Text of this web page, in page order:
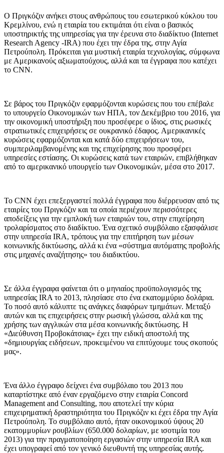
Ο Πριγκόζιν ανήκει στους ανθρώπους του εσωτερικού κύκλου του
Κρεμλίνου, ενώ η εταιρία του εκτιμάται ότι είναι ο βασικός
υποστηρικτής της υπηρεσίας για την έρευνα στο διαδίκτυο (Internet
Research Agency -IRA) που έχει την έδρα της, στην Αγία
Πετρούπολη. Πρόκειται για μυστική εταιρία τεχνολογίας, σύμφωνα
με Αμερικανούς αξιωματούχους, αλλά και τα έγγραφα που κατέχει
το CNN.
Σε βάρος του Πριγκόζιν εφαρμόζονται κυρώσεις που του επέβαλε
το υπουργείο Οικονομικών των ΗΠΑ, τον Δεκέμβριο του 2016, για
την οικονομική υποστήριξη που προσέφερε ο ίδιος, στις ρωσικές
στρατιωτικές επιχειρήσεις σε ουκρανικό έδαφος. Αμερικανικές
κυρώσεις εφαρμόζονται και κατά δύο επιχειρήσεων του,
συμπεριλαμβανομένης και της επιχείρησης που προσφέρει
υπηρεσίες εστίασης. Οι κυρώσεις κατά των εταιριών, επιβλήθηκαν
από το αμερικανικό υπουργείο των Οικονομικών, μέσα στο 2017.
Το CNN έχει επεξεργαστεί πολλά έγγραφα που διέρρευσαν από τις
εταιρίες του Πριγκόζιν και τα οποία περιέχουν περισσότερες
αποδείξεις για την εμπλοκή των εταιριών του, στην επιχείρηση
τρολαρίσματος στο διαδίκτυο. Ένα σχετικό συμβόλαιο εξασφάλισε
στην υπηρεσία IRA, τρόπους για την επιτήρηση των μέσων
κοινωνικής δικτύωσης, αλλά κι ένα «σύστημα αυτόματης προβολής
στις μηχανές αναζήτησης» του διαδικτύου.
Σε άλλα έγγραφα φαίνεται ότι ο μηνιαίος προϋπολογισμός της
υπηρεσίας IRA το 2013, πλησίασε στο ένα εκατομμύριο δολάρια.
Το ποσό αυτό κάλυπτε τις ανάγκες διαφόρων τμημάτων. Μεταξύ
αυτών και τις επιχειρήσεις στην ρωσική γλώσσα, αλλά και της
χρήσης των αγγλικών στα μέσα κοινωνικής δικτύωσης. Η
«Διεύθυνση Προβοκάτσιας» έχει την ειδική αποστολή της
«δημιουργίας ειδήσεων, προκειμένου να επιτύχουμε τους σκοπούς
μας».
Ένα άλλο έγγραφο δείχνει ένα συμβόλαιο του 2013 που
καταρτίστηκε από έναν εργαζόμενο στην εταιρία Concord
Management and Consulting, που αποτελεί την κύρια
επιχειρηματική δραστηριότητα του Πριγκόζιν κι έχει έδρα την Αγία
Πετρούπολη. Το συμβόλαιο αυτό, ήταν οικονομικού ύψους 20
εκατομμυρίων ρουβλίων (650.000 δολαρίων, με ισοτιμία του
2013) για την πραγματοποίηση εργασιών στην υπηρεσία IRA και
έχει υπογραφεί από τον γενικό διευθυντή της υπηρεσίας αυτής.